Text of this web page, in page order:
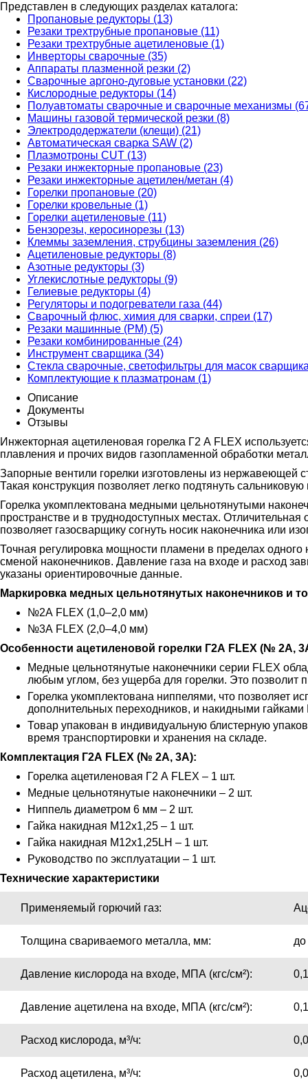
Представлен в следующих разделах каталога:
Пропановые редукторы (13)
Резаки трехтрубные пропановые (11)
Резаки трехтрубные ацетиленовые (1)
Инверторы сварочные (35)
Аппараты плазменной резки (2)
Сварочные аргоно-дуговые установки (22)
Кислородные редукторы (14)
Полуавтоматы сварочные и сварочные механизмы
Машины газовой термической резки (8)
Электрододержатели (клещи) (21)
Автоматическая сварка SAW (2)
Плазмотроны CUT (13)
Резаки инжекторные пропановые (23)
Резаки инжекторные ацетилен/метан (4)
Горелки пропановые (20)
Горелки кровельные (1)
Горелки ацетиленовые (11)
Бензорезы, керосинорезы (13)
Клеммы заземления, струбцины заземления (26)
Ацетиленовые редукторы (8)
Азотные редукторы (3)
Углекислотные редукторы (9)
Гелиевые редукторы (4)
Регуляторы и подогреватели газа (44)
Сварочный флюс, химия для сварки, спреи (17)
Резаки машинные (РМ) (5)
Резаки комбинированные (24)
Инструмент сварщика (34)
Стекла сварочные, светофильтры для масок
Комплектующие к плазматронам (1)
Описание
Документы
Отзывы
Инжекторная ацетиленовая горелка Г2 А FLEX
плавления и прочих видов газопламенной обработки
Запорные вентили горелки изготовлены из нержавеющей
Такая конструкция позволяет легко подтянуть
Горелка укомплектована медными цельнотянутыми
пространстве и в труднодоступных местах. Отличительная
позволяет газосварщику согнуть носик наконечника или
Точная регулировка мощности пламени в пределах
сменой наконечников. Давление газа на входе и расход
указаны ориентировочные данные.
Маркировка медных цельнотянутых наконечников и
№2А FLEX (1,0–2,0 мм)
№3А FLEX (2,0–4,0 мм)
Особенности ацетиленовой горелки Г2А FLEX (№ 2А,
Медные цельнотянутые наконечники серии FLEX
любым углом, без ущерба для горелки. Это позволит
Горелка укомплектована ниппелями, что позволяет
дополнительных переходников, и накидными
Товар упакован в индивидуальную блистерную
время транспортировки и хранения на складе.
Комплектация Г2А FLEX (№ 2А, 3А):
Горелка ацетиленовая Г2 А FLEX – 1 шт.
Медные цельнотянутые наконечники – 2 шт.
Ниппель диаметром 6 мм – 2 шт.
Гайка накидная M12х1,25 – 1 шт.
Гайка накидная M12х1,25LH – 1 шт.
Руководство по эксплуатации – 1 шт.
Технические характеристики
Применяемый горючий газ:
Толщина свариваемого металла, мм:
Давление кислорода на входе, МПА (кгс/см²):
Давление ацетилена на входе, МПА (кгс/см²):
Расход кислорода, м³/ч:
Расход ацетилена, м³/ч: